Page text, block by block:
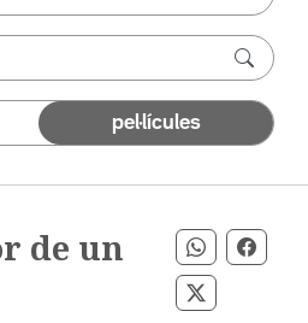
pel·lícules
de un
Compartir
Compartir